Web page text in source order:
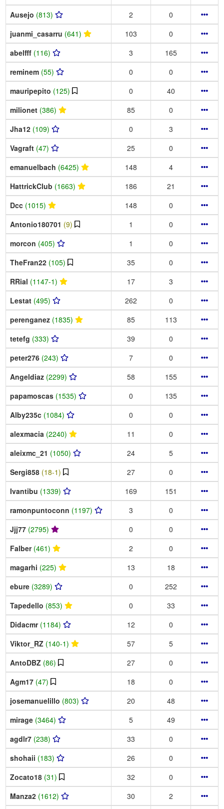
Ausejo (813) 2
0
juanmi_casarru (641) 103
0
abelfff (116) 3
165
reminem (55) 0
0
mauripepito (125) 0
40
milionet (386) 85
0
Jha12 (109) 0
3
Vagraft (47) 25
0
emanuelbach (6425) 148
4
HattrickClub (1663) 186
21
Dcc (1015) 148
0
Antonio180701 (9) 1
0
morcon (405) 1
0
TheFran22 (105) 35
0
RRial (1147-1) 17
3
Lestat (495) 262
0
perenganez (1835) 85
113
tetefg (333) 39
0
peter276 (243) 7
0
Angeldiaz (2299) 58
155
papamoscas (1535) 0
135
Alby235c (1084) 0
0
alexmacia (2240) 11
0
aleixmc_21 (1050) 24
5
Sergi858 (18-1) 27
0
Ivantibu (1339) 169
151
ramonpuntoconn (1197) 3
0
Jjj77 (2795) 0
0
Falber (461) 2
0
magarhi (225) 13
18
ebure (3289) 0
252
Tapedello (853) 0
33
Didacmr (1184) 12
0
Viktor_RZ (140-1) 57
5
AntoDBZ (86) 27
0
Agm17 (47) 18
0
josemanuelillo (803) 20
48
mirage (3464) 5
49
agdlr7 (238) 33
0
shohaii (183) 26
0
Zocato18 (31) 32
0
Manza2 (1612) 30
2